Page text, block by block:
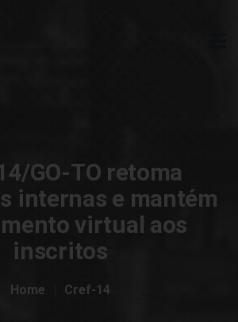
GO-TO retoma
internas e mantém
virtual aos
inscritos
Home Cref-14